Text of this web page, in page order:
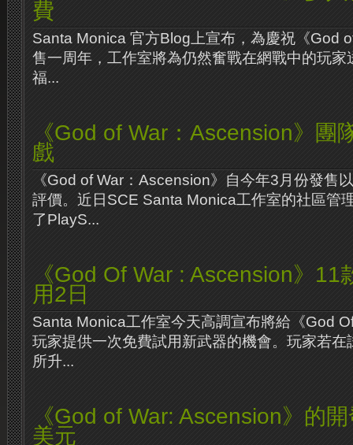
費
Santa Monica 官方Blog上宣布，為慶祝《God
售一周年，工作室將為仍然奮戰在網戰中的玩家
福...
《God of War：Ascension》團
戲
《God of War：Ascension》自今年3月份發售
評價。近日SCE Santa Monica工作室的社區管
了PlayS...
《God Of War : Ascension》11
用2日
Santa Monica工作室今天高調宣布將給《God
玩家提供一次免費試用新武器的機會。玩家若在
所升...
《God of War: Ascension》的
美元